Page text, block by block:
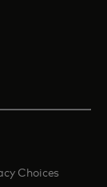
tab
Choices